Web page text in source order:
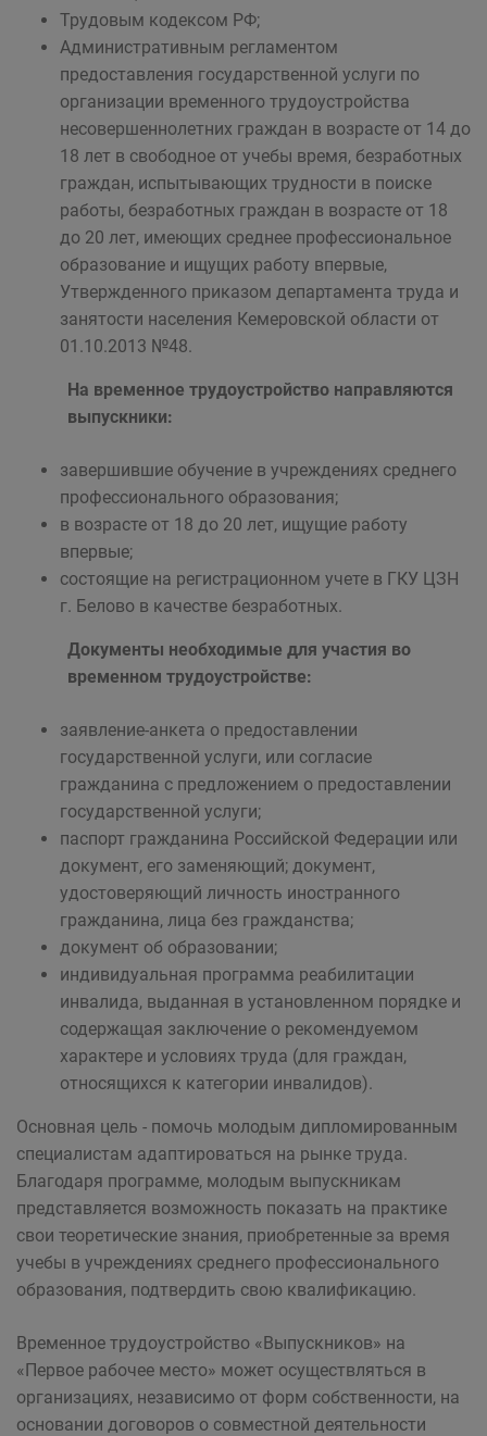
Трудовым кодексом РФ;
Административным регламентом
предоставления государственной услуги по
организации временного трудоустройства
несовершеннолетних граждан в возрасте от 14 до
18 лет в свободное от учебы время, безработных
граждан, испытывающих трудности в поиске
работы, безработных граждан в возрасте от 18
до 20 лет, имеющих среднее профессиональное
образование и ищущих работу впервые,
Утвержденного приказом департамента труда и
занятости населения Кемеровской области от
01.10.2013 №48.
На временное трудоустройство направляются
выпускники:
завершившие обучение в учреждениях среднего
профессионального образования;
в возрасте от 18 до 20 лет, ищущие работу
впервые;
состоящие на регистрационном учете в ГКУ ЦЗН
г. Белово в качестве безработных.
Документы необходимые для участия во
временном трудоустройстве:
заявление-анкета о предоставлении
государственной услуги, или согласие
гражданина с предложением о предоставлении
государственной услуги;
паспорт гражданина Российской Федерации или
документ, его заменяющий; документ,
удостоверяющий личность иностранного
гражданина, лица без гражданства;
документ об образовании;
индивидуальная программа реабилитации
инвалида, выданная в установленном порядке и
содержащая заключение о рекомендуемом
характере и условиях труда (для граждан,
относящихся к категории инвалидов).
Основная цель - помочь молодым дипломированным
специалистам адаптироваться на рынке труда.
Благодаря программе, молодым выпускникам
представляется возможность показать на практике
свои теоретические знания, приобретенные за время
учебы в учреждениях среднего профессионального
образования, подтвердить свою квалификацию.
Временное трудоустройство «Выпускников» на
«Первое рабочее место» может осуществляться в
организациях, независимо от форм собственности, на
основании договоров о совместной деятельности